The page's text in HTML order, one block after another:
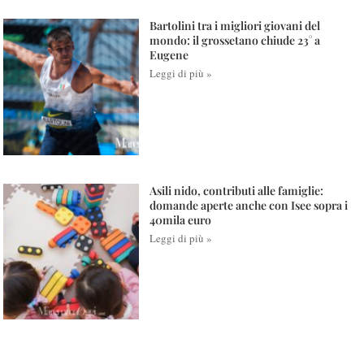
Bartolini tra i migliori giovani del
mondo: il grossetano chiude 23° a
Eugene
Leggi di più »
Asili nido, contributi alle famiglie:
domande aperte anche con Isee sopra i
40mila euro
Leggi di più »